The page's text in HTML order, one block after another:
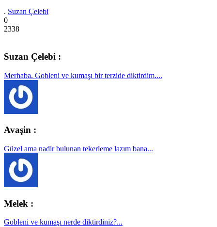
. Suzan Çelebi
0
2338
Suzan Çelebi :
Merhaba. Gobleni ve kumaşı bir terzide diktirdim....
Avaşin :
Güzel ama nadir bulunan tekerleme lazım bana...
Melek :
Gobleni ve kumaşı nerde diktirdiniz?...